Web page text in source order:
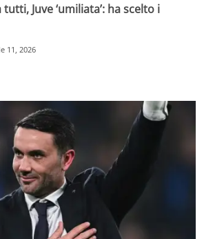
tutti, Juve ‘umiliata’: ha scelto i
11, 2026